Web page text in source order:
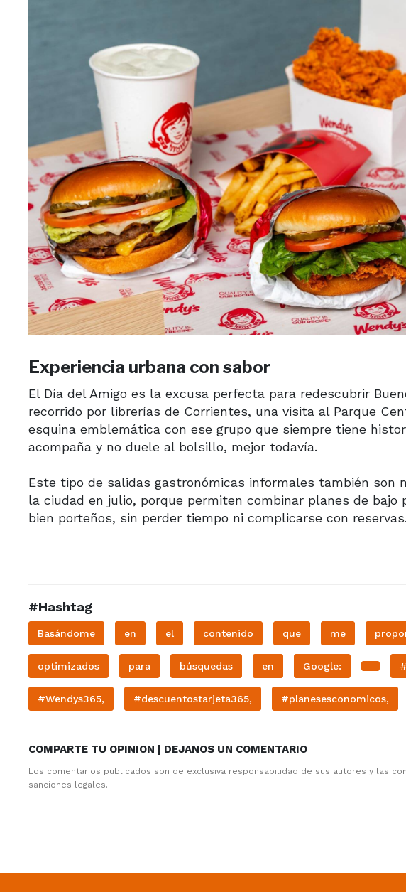
Experiencia urbana con sabor
El Día del Amigo es la excusa perfecta para redescubrir
recorrido por librerías de Corrientes, una visita al Parque
esquina emblemática con ese grupo que siempre tiene
acompaña y no duele al bolsillo, mejor todavía.
Este tipo de salidas gastronómicas informales también son
la ciudad en julio, porque permiten combinar planes de bajo
bien porteños, sin perder tiempo ni complicarse con reservas.
#Hashtag
Basándome en el contenido que me
optimizados para búsquedas en Google:
#Wendys365, #descuentostarjeta365, #planesesconomicos,
COMPARTE TU OPINION | DEJANOS UN COMENTARIO
Los comentarios publicados son de exclusiva responsabilidad de sus autores y las
sanciones legales.